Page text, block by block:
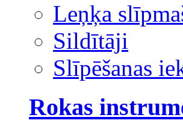
Leņķa
Sildītāji
Slīpēšanas
Rokas